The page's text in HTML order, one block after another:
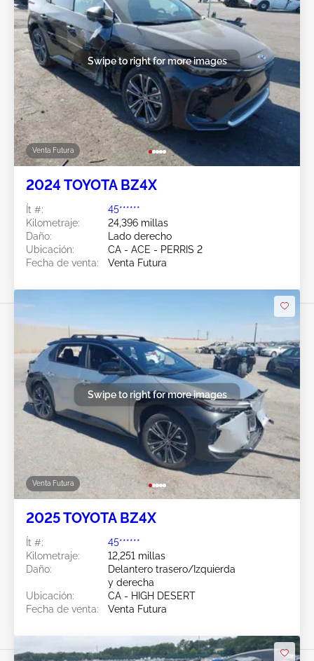
Venta Futura
Swipe to right for more images
2024 TOYOTA BZ4X
Ít #:
45******
Kilometraje:
24,396 millas
Daño:
Lado derecho
Ubicación:
CA - ACE - PERRIS 2
Fecha de venta:
Venta Futura
Venta Futura
Swipe to right for more images
2025 TOYOTA BZ4X
Ít #:
45******
Kilometraje:
12,251 millas
Daño:
Delantero trasero/Izquierda
y derecha
Ubicación:
CA - HIGH DESERT
Fecha de venta:
Venta Futura